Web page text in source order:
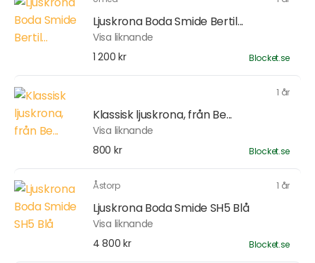
Ljuskrona Boda Smide Bertil...
Visa liknande
1 200 kr
Blocket.se
1 år
Klassisk ljuskrona, från Be...
Visa liknande
800 kr
Blocket.se
Åstorp 1 år
Ljuskrona Boda Smide SH5 Blå
Visa liknande
4 800 kr
Blocket.se